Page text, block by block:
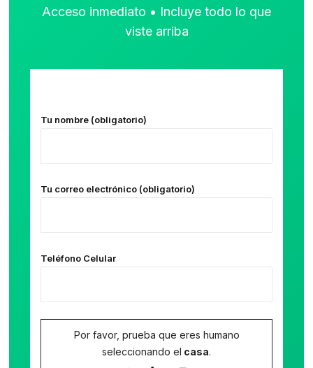
Acceso inmediato • Incluye todo lo que
viste arriba
Tu nombre (obligatorio)
Tu correo electrónico (obligatorio)
Teléfono Celular
Por favor, prueba que eres humano
seleccionando el casa.